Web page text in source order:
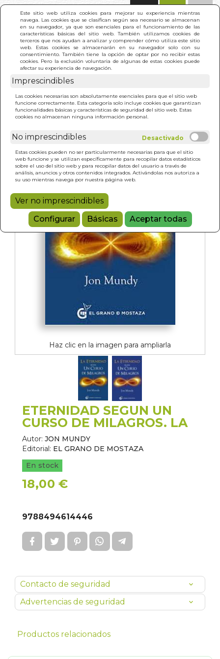
Este sitio web utiliza cookies para mejorar su experiencia mientras
navega. Las cookies que se clasifican según sea necesario se almacenan
en su navegador, ya que son esenciales para el funcionamiento de las
características básicas del sitio web. También utilizamos cookies de
terceros que nos ayudan a analizar y comprender cómo utiliza este sitio
web. Estas cookies se almacenarán en su navegador solo con su
consentimiento. También tiene la opción de optar por no recibir estas
cookies. Pero la exclusión voluntaria de algunas de estas cookies puede
afectar su experiencia de navegación.
Imprescindibles
Las cookies necesarias son absolutamente esenciales para que el sitio web
funcione correctamente. Esta categoría solo incluye cookies que garantizan
funcionalidades básicas y características de seguridad del sitio web. Estas
cookies no almacenan ninguna información personal.
No imprescindibles
Estas cookies pueden no ser particularmente necesarias para que el sitio
web funcione y se utilizan específicamente para recopilar datos estadísticos
sobre el uso del sitio web y para recopilar datos del usuario a través de
análisis, anuncios y otros contenidos integrados. Activándolas nos autoriza a
su uso mientras navega por nuestra página web.
Ver no imprescindibles
Configurar
Básicas Aceptar todas
INICIO >
MILAGROS. LA
Haz clic en la imagen para ampliarla
ETERNIDAD SEGUN UN
CURSO DE MILAGROS. LA
Autor: JON MUNDY
Editorial: EL GRANO DE MOSTAZA
En stock
18,00 €
9788494614446
Contacto de seguridad
Advertencias de seguridad
Productos relacionados